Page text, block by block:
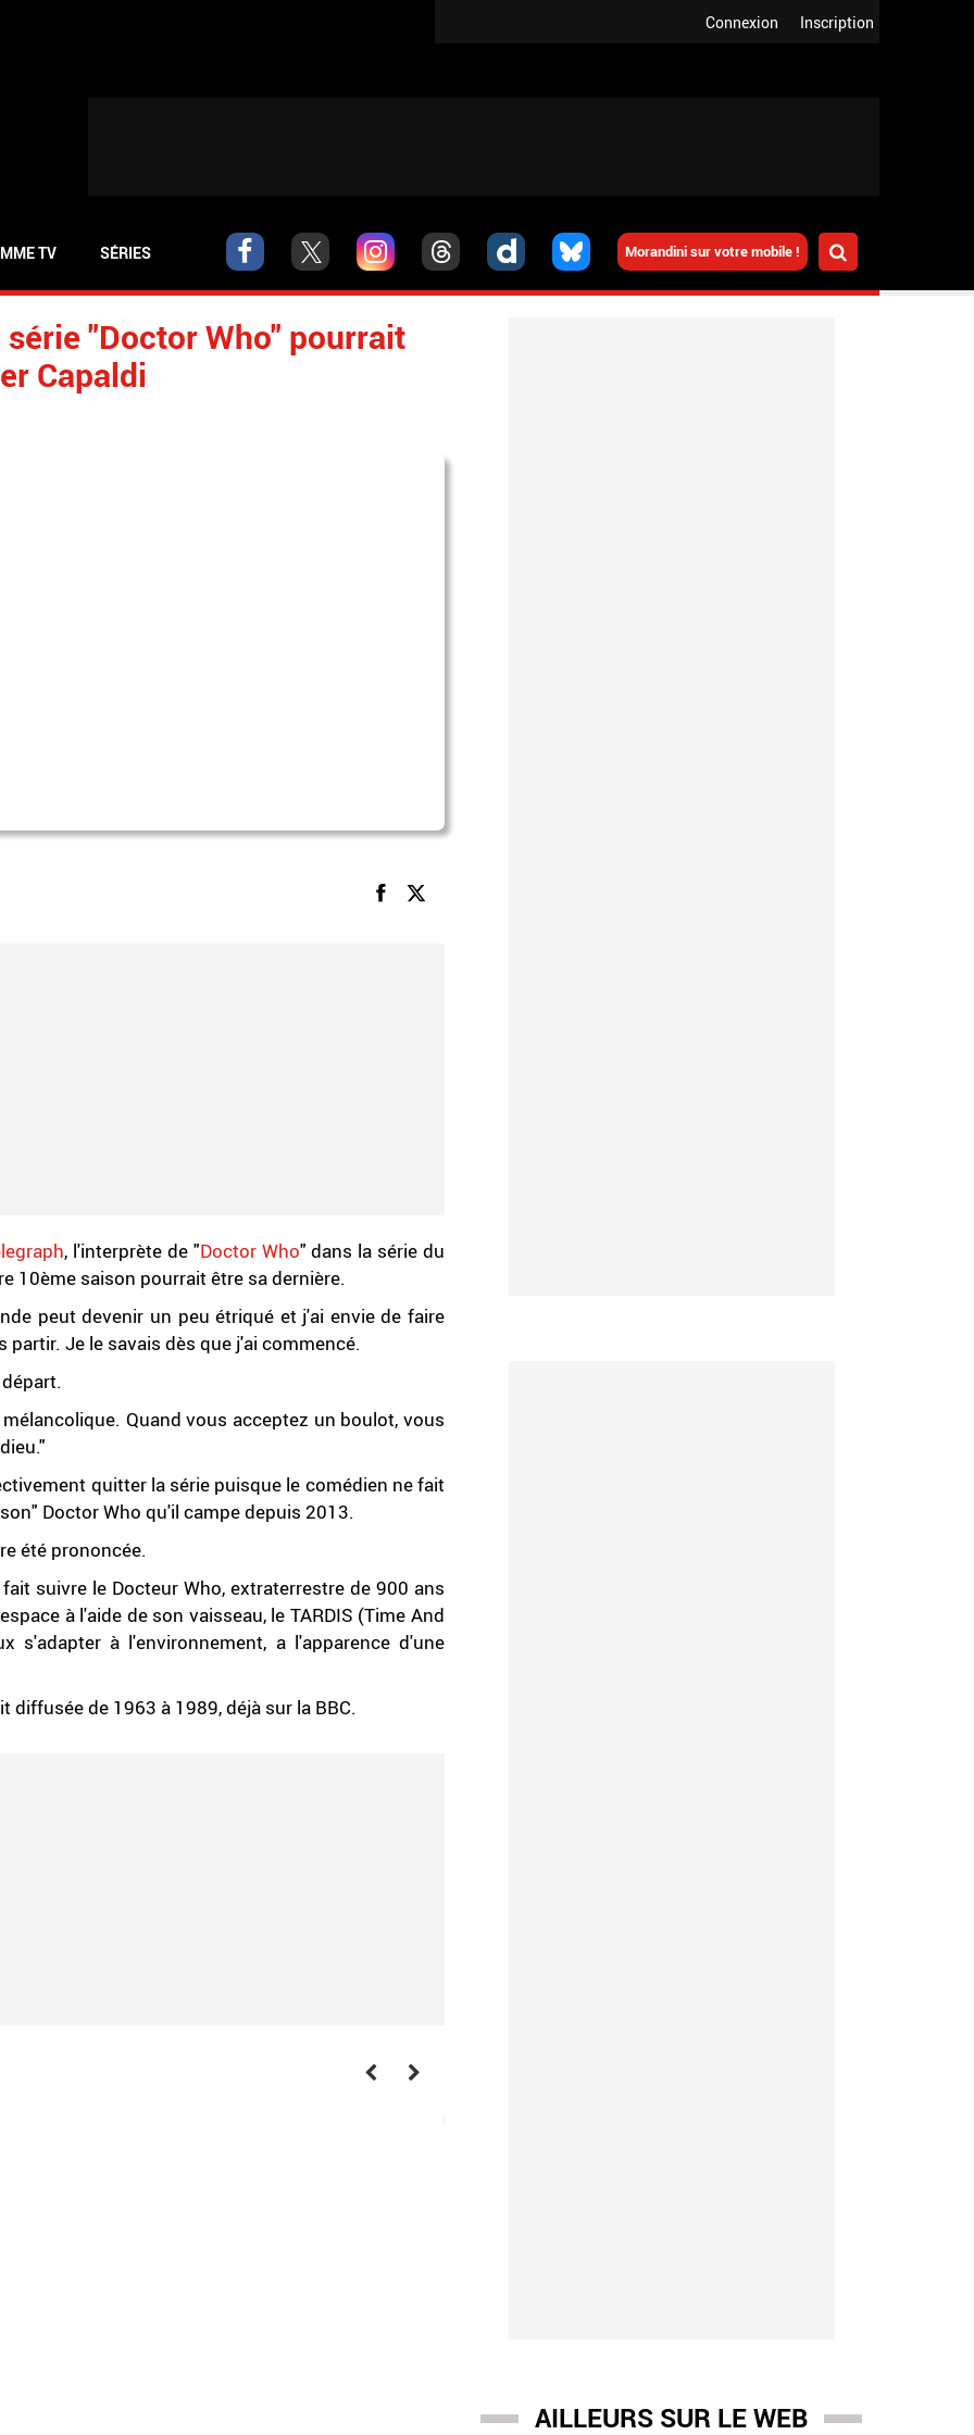
Inscription
Connexion
Morandini sur votre mobile !
TV SÉRIES
"Doctor Who" pourrait
Capaldi
, l'interprète de "Doctor Who" dans la série du
10ème saison pourrait être sa dernière.
peut devenir un peu étriqué et j'ai envie de faire
Je le savais dès que j'ai commencé.
Quand vous acceptez un boulot, vous
quitter la série puisque le comédien ne fait
Doctor Who qu'il campe depuis 2013.
été prononcée.
suivre le Docteur Who, extraterrestre de 900 ans
à l'aide de son vaisseau, le TARDIS (Time And
s'adapter à l'environnement, a l'apparence d'une
diffusée de 1963 à 1989, déjà sur la BBC.
AILLEURS SUR LE WEB